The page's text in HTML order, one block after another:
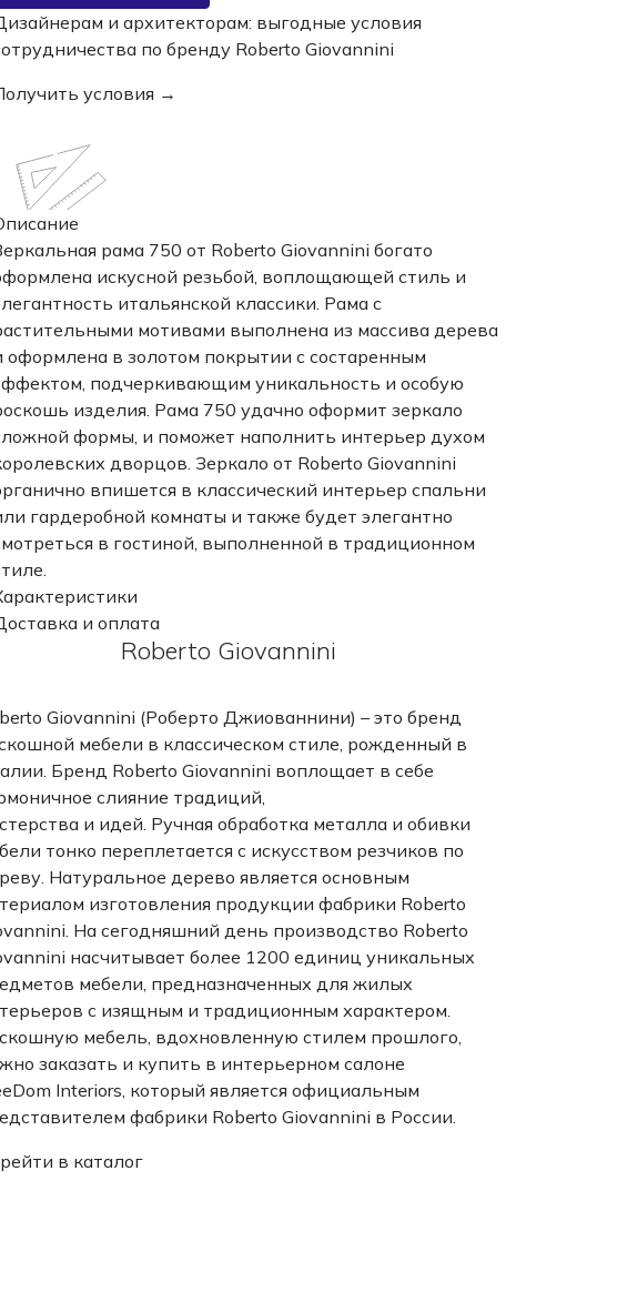
и архитекторам: выгодные условия
по бренду Roberto Giovannini
условия →
рама 750 от Roberto Giovannini богато
искусной резьбой, воплощающей стиль и
итальянской классики. Рама с
мотивами выполнена из массива дерева
оформлена в золотом покрытии с состаренным
подчеркивающим уникальность и особую
изделия. Рама 750 удачно оформит зеркало
формы, и поможет наполнить интерьер духом
дворцов. Зеркало от Roberto Giovannini
впишется в классический интерьер спальни
гардеробной комнаты и также будет элегантно
в гостиной, выполненной в традиционном
и оплата
Roberto Giovannini
Giovannini (Роберто Джиованнини) – это бренд
мебели в классическом стиле, рожденный в
Бренд Roberto Giovannini воплощает в себе
слияние традиций,
и идей. Ручная обработка металла и обивки
тонко переплетается с искусством резчиков по
Натуральное дерево является основным
изготовления продукции фабрики Roberto
На сегодняшний день производство Roberto
насчитывает более 1200 единиц уникальных
мебели, предназначенных для жилых
с изящным и традиционным характером.
мебель, вдохновленную стилем прошлого,
заказать и купить в интерьерном салоне
Interiors, который является официальным
фабрики Roberto Giovannini в России.
в каталог